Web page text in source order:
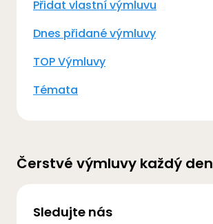
Přidat vlastní výmluvu
Dnes přidané výmluvy
TOP Výmluvy
Témata
Čerstvé výmluvy každý den
Sledujte nás